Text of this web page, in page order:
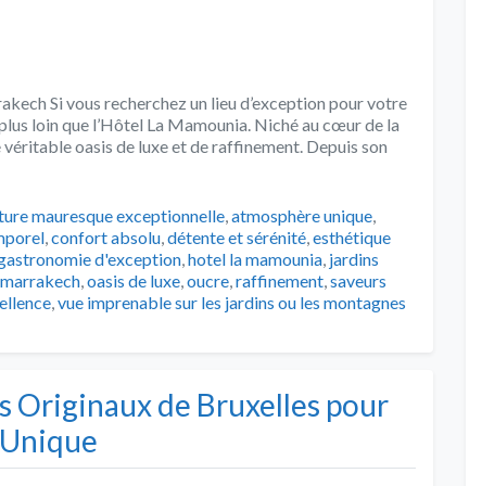
Si vous recherchez un lieu d’exception pour votre
loin que l’Hôtel La Mamounia. Niché au cœur de la
oasis de luxe et de raffinement. Depuis son
mauresque exceptionnelle,atmosphère unique,
,confort absolu,détente et sérénité,esthétique
d'exception,hotel la mamounia, jardins
marrakech,oasis de luxe,oucre,raffinement,saveurs
,vue imprenable sur les jardins ou les montagnes
Originaux de Bruxelles pour